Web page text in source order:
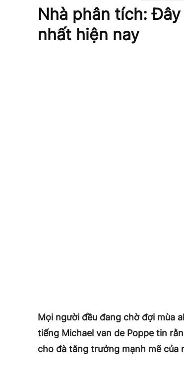
Nhà phân tích:
nhất hiện nay
Mọi người đều đang chờ đợi mùa
tiếng Michael van de Poppe tin
cho đà tăng trưởng mạnh mẽ